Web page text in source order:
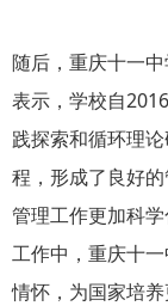
随后，重庆十一
表示，学校自
践探索和循环理
程，形成了良好
管理工作更加科
工作中，重庆十
情怀，为国家培